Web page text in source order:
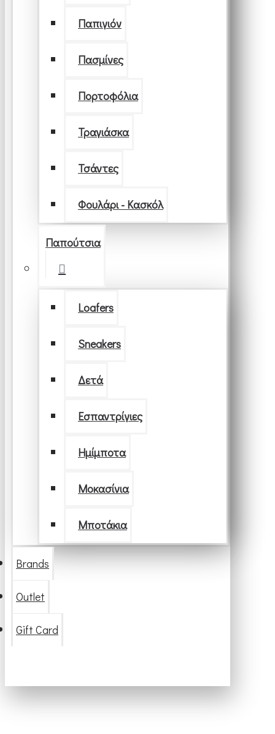
Παπιγιόν
Πασμίνες
Πορτοφόλια
Τραγιάσκα
Τσάντες
Φουλάρι - Κασκόλ
Παπούτσια
Loafers
Sneakers
Δετά
Εσπαντρίγιες
Ημίμποτα
Μοκασίνια
Μποτάκια
Brands
Outlet
Gift Card